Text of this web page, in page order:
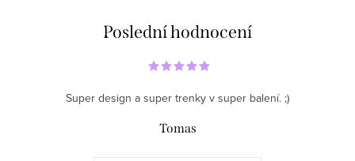
Poslední hodnocení
Super design a super trenky v super balení. ;)
Tomas